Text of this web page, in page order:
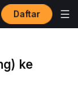
Daftar
ke